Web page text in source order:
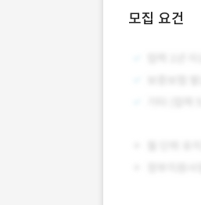
모집 요건